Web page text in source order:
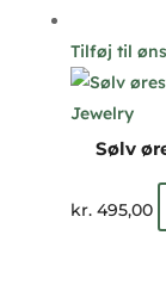
Tilføj til
Sølv
kr.495,00